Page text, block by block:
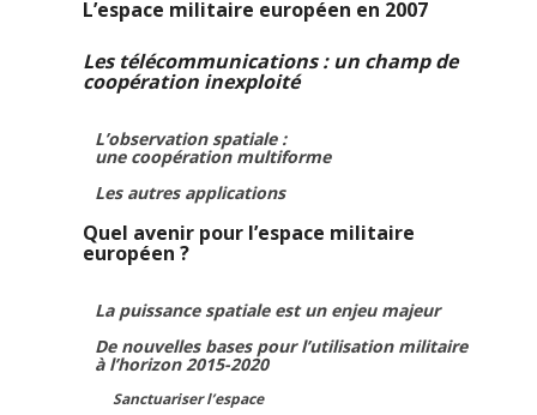
L’espace militaire européen en 2007
Les télécommunications : un champ de
coopération inexploité
L’observation spatiale :
une coopération multiforme
Les autres applications
Quel avenir pour l’espace militaire
européen ?
La puissance spatiale est un enjeu majeur
De nouvelles bases pour l’utilisation militaire
à l’horizon 2015-2020
Sanctuariser l’espace